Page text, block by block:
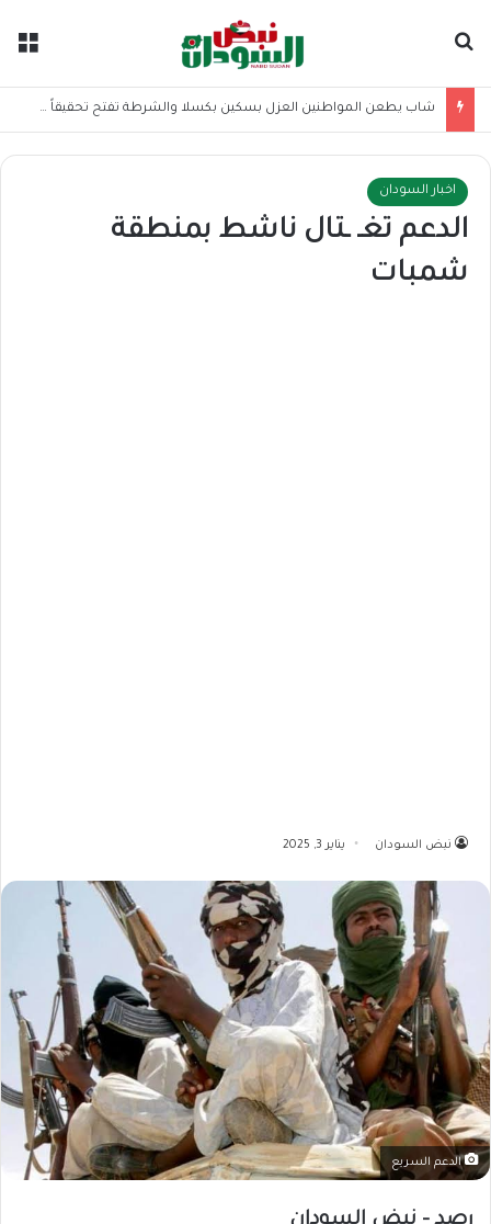
شاب يطعن المواطنين العزل بسكين بكسلا والشرطة تفتح تحقيقاً عاجلاً
اخبار السودان
الدعم تغـ ـتال ناشط بمنطقة
شمبات
نبض السودان يناير 3, 2025
الدعم السريع